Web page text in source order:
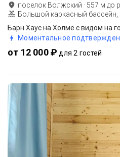
поселок Волжский · 557 м до
Большой каркасный
Барн Хаус на Холме с видом на
Моментальное
от 12 000 ₽ для 2 гостей